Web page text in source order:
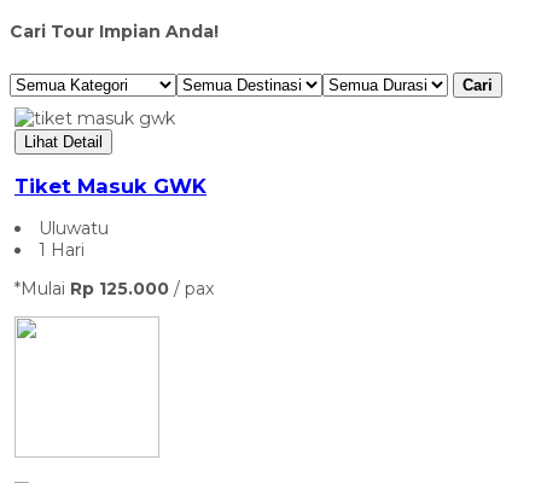
Cari Tour Impian Anda!
Cari
Lihat Detail
Tiket Masuk GWK
Uluwatu
1 Hari
*Mulai Rp 125.000 / pax